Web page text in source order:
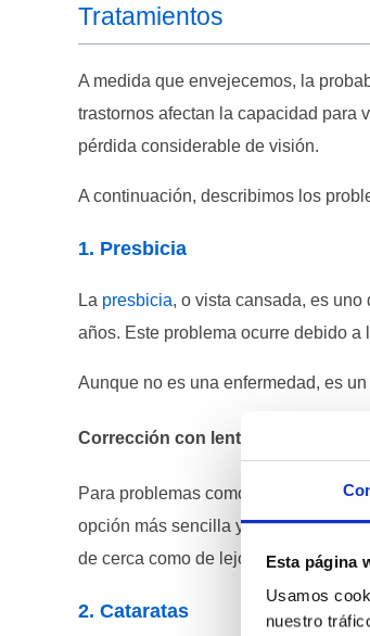
Esta página
Usamos
nuestro
Tratamientos
A medida que envejecemos, la
trastornos afectan la capacidad para
pérdida considerable de visión.
A continuación, describimos los
1. Presbicia
La presbicia, o vista cansada, es
años. Este problema ocurre debido a
Aunque no es una enfermedad, es
Corrección con lentes de contacto
Para problemas como la presbiciao
opción más sencilla y accesible.
de cerca como de lejos,
2. Cataratas